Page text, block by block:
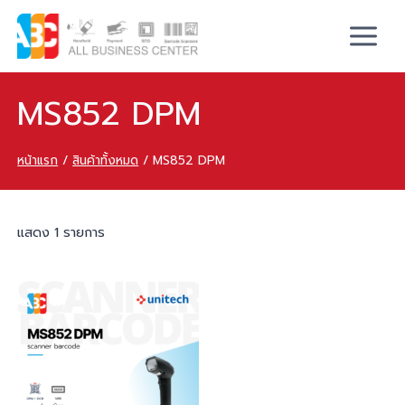
MS852 DPM
หน้าแรก / สินค้าทั้งหมด / MS852 DPM
แสดง 1 รายการ